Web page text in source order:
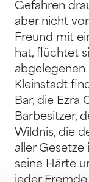
Gefahren
aber nicht
Freund mit
hat, flüchtet
abgelegenen
Kleinstadt
Bar, die Ezra
Barbesitzer,
Wildnis, die
aller Gesetze
seine Härte